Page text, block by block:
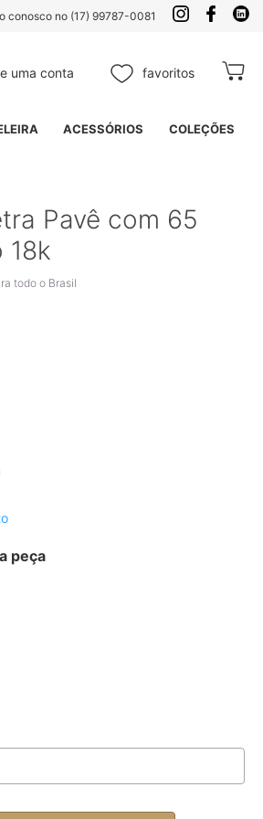
conosco no (17) 99787-0081
uma conta favoritos Meu
ACESSÓRIOS COLEÇÕES
Pavê com 65
18k
todo o Brasil
peça